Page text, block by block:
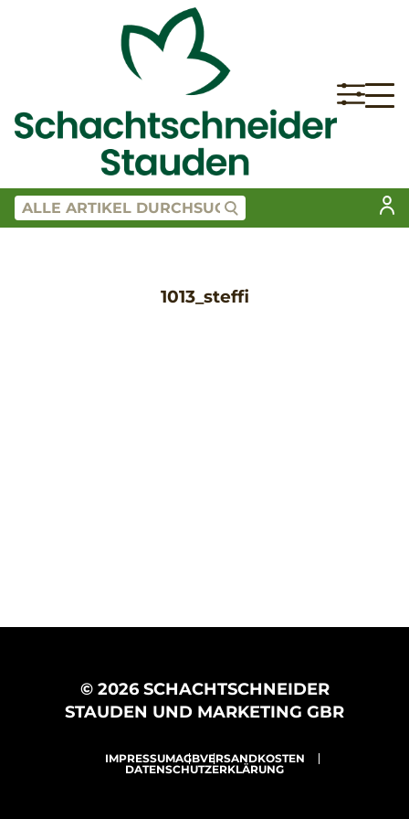
1013_steffi
© 2026 SCHACHTSCHNEIDER
STAUDEN UND MARKETING GBR
IMPRESSUMAGBVERSANDKOSTEN
DATENSCHUTZERKLÄRUNG